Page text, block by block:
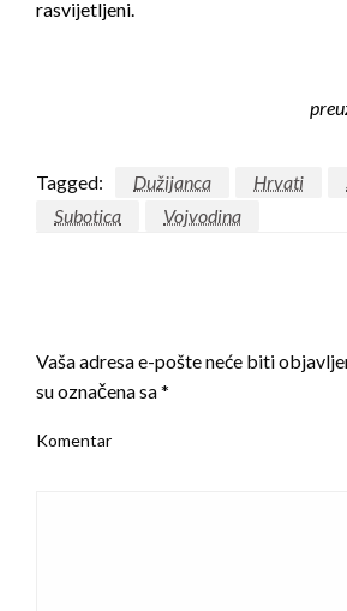
rasvijetljeni.
Tagged: Dužijanca Hrvati
Subotica
Vojvodina
Vaša adresa e-pošte neće biti
su označena sa*
Komentar